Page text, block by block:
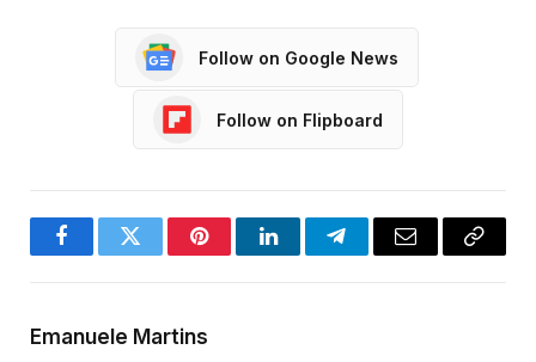
Follow on Google News
Follow on Flipboard
FacebookTwitter PinterestLinkedInTelegramEmail
Copy
Emanuele Martins